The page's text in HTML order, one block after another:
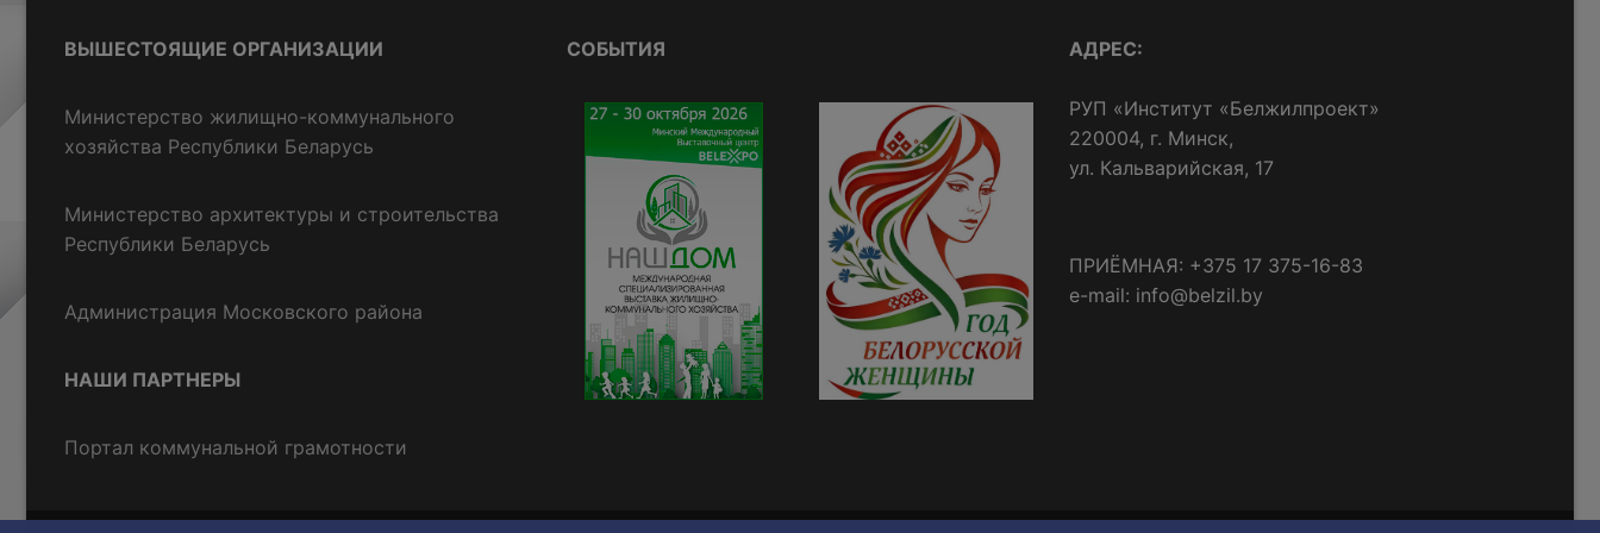
ВЫШЕСТОЯЩИЕ ОРГАНИЗАЦИИ
Министерство жилищно-коммунального
хозяйства Республики Беларусь
Министерство архитектуры и строительства
Республики Беларусь
Администрация Московского района
НАШИ ПАРТНЕРЫ
Портал коммунальной грамотности
СОБЫТИЯ АДРЕС:
РУП «Институт «Белжилпроект»
220004, г. Минск,
ул. Кальварийская, 17
ПРИЁМНАЯ: +375 17 375-16-83
e-mail: info@belzil.by